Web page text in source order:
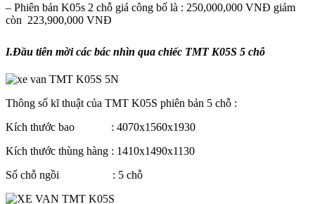
– Phiên bản K05s 2 chỗ giá công bố là : 250,000,000 VNĐ giảm
còn 223,900,000 VNĐ
I.Đầu tiên mời các bác nhìn qua chiếc TMT K05S 5 chỗ
Thông số kĩ thuật của TMT K05S phiên bản 5 chỗ :
Kích thước bao : 4070x1560x1930
Kích thước thùng hàng : 1410x1490x1130
Số chỗ ngồi : 5 chỗ